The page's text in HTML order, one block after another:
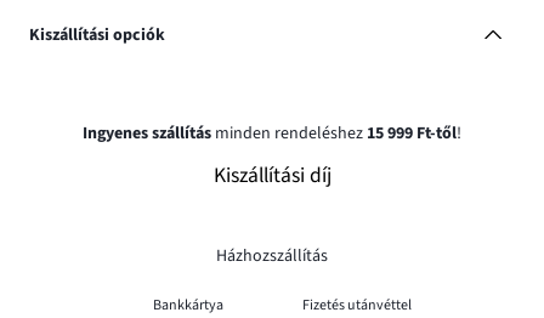
Kiszállítási opciók
Ingyenes szállítás minden rendeléshez 15 999 Ft-től!
Kiszállítási díj
Házhozszállítás
Bankkártya Fizetés utánvéttel